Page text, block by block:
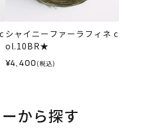
シャイニーファーラフィネ c
ol.10BR★
¥4,400 (税込)
から探す